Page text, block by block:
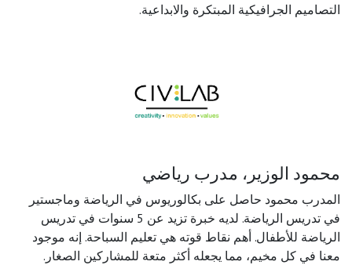
التصاميم الجرافيكية المبتكرة والابداعية.​
محمود الوزير، مدرب رياضي
المدرب محمود حاصل على بكالوريوس في الرياضة وماجستير
في تدريس الرياضة. لديه خبرة تزيد عن 5 سنوات في تدريس
الرياضة للأطفال. أهم نقاط قوته هي تعليم السباحة. إنه موجود
معنا في كل مخيم، مما يجعله أكثر متعة للمشاركين الصغار.